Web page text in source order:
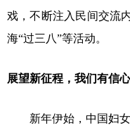
戏，不断注入民间交流
海“过三八”等活动。
展望新征程，我们有信心
新年伊始，中国妇女